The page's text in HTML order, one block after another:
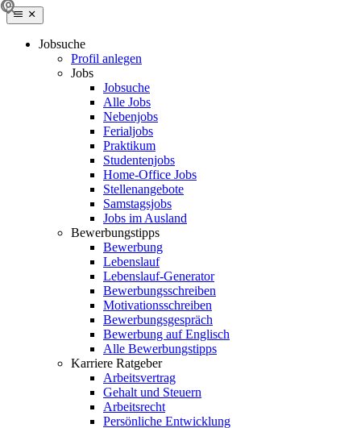
Jobsuche
Profil anlegen
Jobs
Jobsuche
Alle Jobs
Nebenjobs
Ferialjobs
Praktikum
Studentenjobs
Home-Office Jobs
Stellenangebote
Samstagsjobs
Jobs im Ausland
Bewerbungstipps
Bewerbung
Lebenslauf
Lebenslauf-Generator
Bewerbungsschreiben
Motivationsschreiben
Bewerbungsgespräch
Bewerbung auf Englisch
Alle Bewerbungstipps
Karriere Ratgeber
Arbeitsvertrag
Gehalt und Steuern
Arbeitsrecht
Persönliche Entwicklung